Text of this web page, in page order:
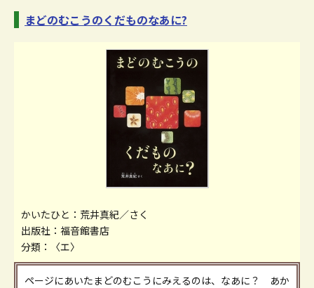
まどのむこうのくだものなあに?
かいたひと：荒井真紀／さく
出版社：福音館書店
分類：〈エ〉
ページにあいたまどのむこうにみえるのは、なあに？ あか